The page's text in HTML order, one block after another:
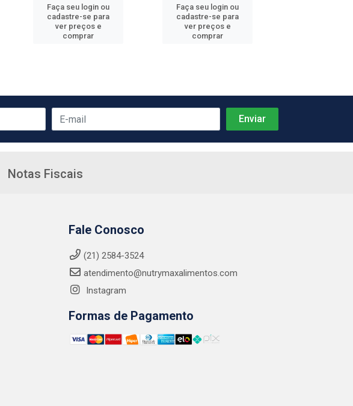
Faça seu login ou
cadastre-se para
ver preços e
comprar
Faça seu login ou
cadastre-se para
ver preços e
comprar
Notas Fiscais
Fale Conosco
(21) 2584-3524
atendimento@nutrymaxalimentos.com
Instagram
Formas de Pagamento